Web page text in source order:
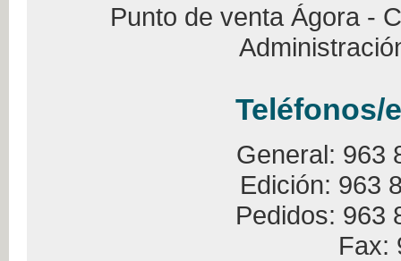
Punto de venta Ágora -
Teléfonos/
General: 963
Edición: 963
Pedidos: 963
Fax: